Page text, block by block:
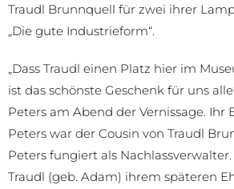
Traudl Brunnquell für zwei ihrer
„Die gute Industrieform“.
„Dass Traudl einen Platz hier im
ist das schönste Geschenk für uns
Peters am Abend der Vernissage. Ihr
Peters war der Cousin von Traudl
Peters fungiert als
Traudl (geb. Adam) ihrem späteren